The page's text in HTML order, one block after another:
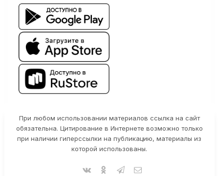
При любом использовании материалов ссылка на сайт
обязательна. Цитирование в Интернете возможно только
при наличии гиперссылки на публикацию, материалы из
которой использованы.